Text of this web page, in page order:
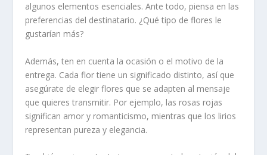
algunos elementos esenciales. Ante todo, piensa en las
preferencias del destinatario. ¿Qué tipo de flores le
gustarían más?
Además, ten en cuenta la ocasión o el motivo de la
entrega. Cada flor tiene un significado distinto, así que
asegúrate de elegir flores que se adapten al mensaje
que quieres transmitir. Por ejemplo, las rosas rojas
significan amor y romanticismo, mientras que los lirios
representan pureza y elegancia.